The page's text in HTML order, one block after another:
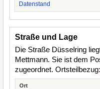
Datenstand
Straße und Lage
Die Straße Düsselring
Mettmann. Sie ist dem
zugeordnet. Ortsteilbezug:
Ort